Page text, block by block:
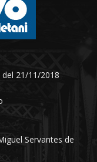
21/11/2018
Servantes de